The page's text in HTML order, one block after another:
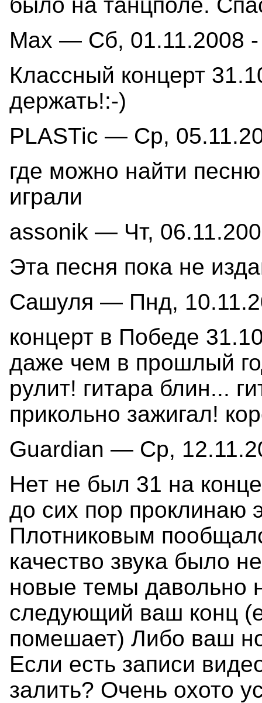
Max — Сб, 01.11.2008
Классный концерт
держать!:-)
PLASTic — Ср,
где можно найти
играли
assonik — Чт,
Эта песня пока не
Сашуля — Пнд,
концерт в Победе
даже чем в прошлый
рулит! гитара блин...
прикольно зажигал!
Guardian — Ср,
Нет не был 31 на
до сих пор проклинаю
Плотниковым
качество звука было
новые темы давольно
следующий ваш конц
помешает) Либо ваш
Если есть записи
залить? Очень охото